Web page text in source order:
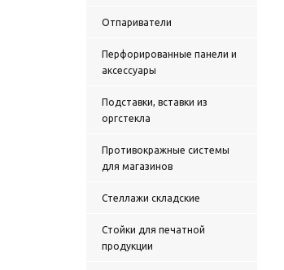
Отпариватели
Перфорированные панели и
аксессуары
Подставки, вставки из
оргстекла
Противокражные системы
для магазинов
Стеллажи складские
Стойки для печатной
продукции